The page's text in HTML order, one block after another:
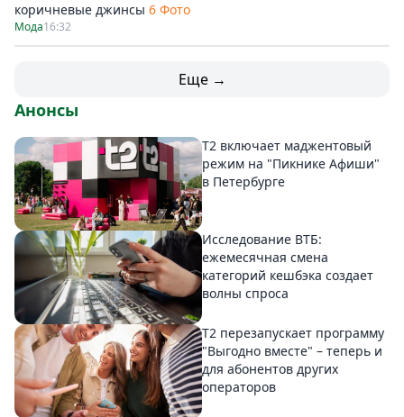
коричневые джинсы 6 Фото
Мода16:32
Еще →
Анонсы
Т2 включает маджентовый
режим на "Пикнике Афиши"
в Петербурге
Исследование ВТБ:
ежемесячная смена
категорий кешбэка создает
волны спроса
Т2 перезапускает программу
"Выгодно вместе" – теперь и
для абонентов других
операторов